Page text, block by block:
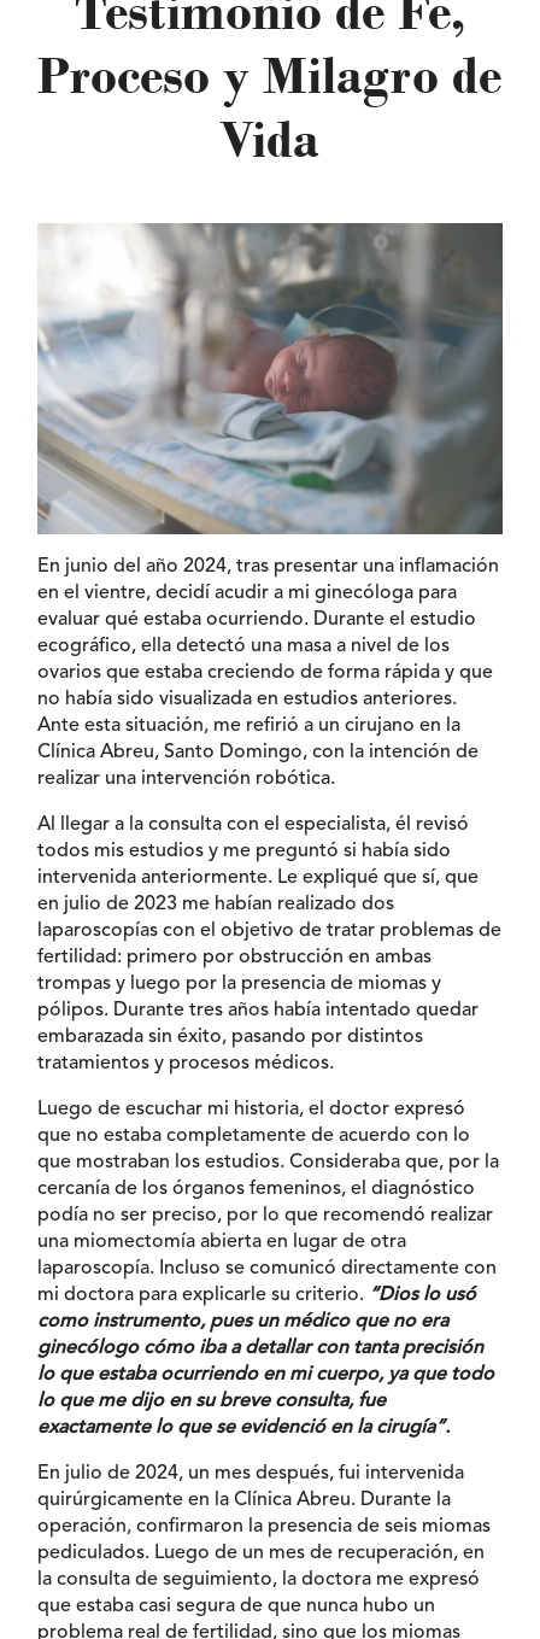
Proceso y Milagro de
Vida
En junio del año 2024, tras presentar una inflamación
en el vientre, decidí acudir a mi ginecóloga para
evaluar qué estaba ocurriendo. Durante el estudio
ecográfico, ella detectó una masa a nivel de los
ovarios que estaba creciendo de forma rápida y que
no había sido visualizada en estudios anteriores.
Ante esta situación, me refirió a un cirujano en la
Clínica Abreu, Santo Domingo, con la intención de
realizar una intervención robótica.
Al llegar a la consulta con el especialista, él revisó
todos mis estudios y me preguntó si había sido
intervenida anteriormente. Le expliqué que sí, que
en julio de 2023 me habían realizado dos
laparoscopías con el objetivo de tratar problemas de
fertilidad: primero por obstrucción en ambas
trompas y luego por la presencia de miomas y
pólipos. Durante tres años había intentado quedar
embarazada sin éxito, pasando por distintos
tratamientos y procesos médicos.
Luego de escuchar mi historia, el doctor expresó
que no estaba completamente de acuerdo con lo
que mostraban los estudios. Consideraba que, por la
cercanía de los órganos femeninos, el diagnóstico
podía no ser preciso, por lo que recomendó realizar
una miomectomía abierta en lugar de otra
laparoscopía. Incluso se comunicó directamente con
mi doctora para explicarle su criterio. “Dios lo usó
como instrumento, pues un médico que no era
ginecólogo cómo iba a detallar con tanta precisión
lo que estaba ocurriendo en mi cuerpo, ya que todo
lo que me dijo en su breve consulta, fue
exactamente lo que se evidenció en la cirugía”.
En julio de 2024, un mes después, fui intervenida
quirúrgicamente en la Clínica Abreu. Durante la
operación, confirmaron la presencia de seis miomas
pediculados. Luego de un mes de recuperación, en
la consulta de seguimiento, la doctora me expresó
que estaba casi segura de que nunca hubo un
problema real de fertilidad, sino que los miomas